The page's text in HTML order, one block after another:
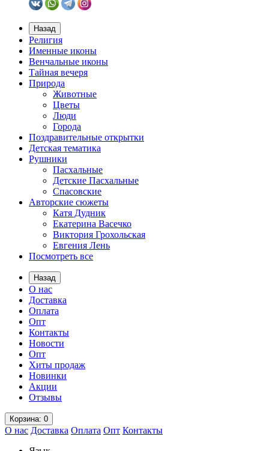
Назад
Религия
Именные иконы
Венчальные иконы
Тайная вечеря
Природа
Животные
Цветы
Люди
Города
Поздравительные открытки
Детская тематика
Рушники
Пасхальные
Детские Пасхальные
Спасовские
Авторские сюжеты
Катя Дудник
Екатерина Васечко
Виктория Грохольская
Евгения Лень
Посмотреть все
Назад
О нас
Доставка
Оплата
Опт
Контакты
Новости
Опт
Хиты продаж
Новинки
Акции
Отзывы
Корзина: 0
О нас Доставка Оплата Опт Контакты